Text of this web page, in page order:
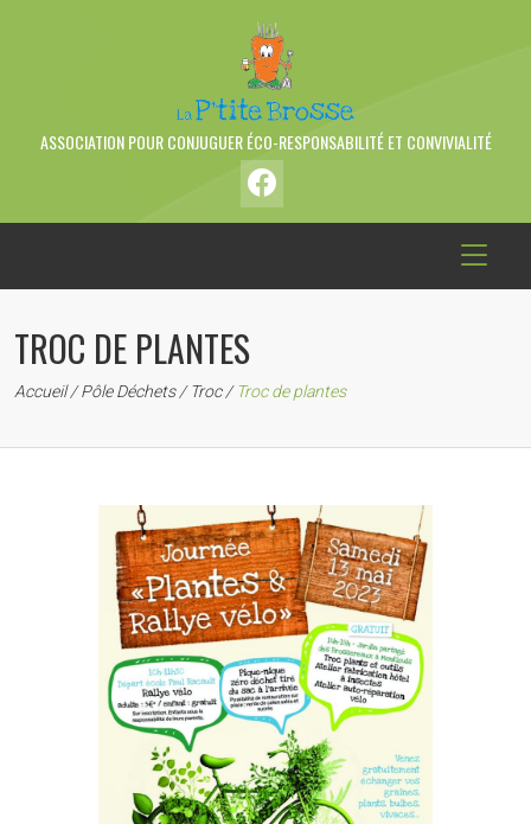
ASSOCIATION POUR CONJUGUER ÉCO-RESPONSABILITÉ ET CONVIVIALITÉ
TROC DE PLANTES
Accueil/ Pôle Déchets/Troc/Troc de plantes